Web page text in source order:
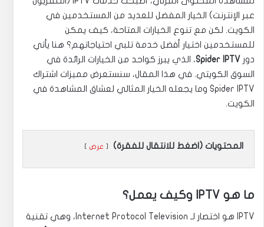
عبر الإنترنت) الخيار المفضل للعديد من المستخدمين في
الكويت. لكن مع تنوع الخيارات المتاحة، كيف يمكن
للمستخدمين اختيار أفضل خدمة تلبي احتياجاتهم؟ هنا يأتي
دور Spider IPTV، الذي يبرز كواحد من الخيارات الرائدة في
السوق الكويتي. في هذا المقال، سنستعرض مميزات اشتراك
Spider IPTV وما يجعله الخيار المثالي لعشاق المشاهدة في
الكويت.
المحتويات (اضغط للانتقال للفقرة) عرض
ما هو IPTV وكيف يعمل؟
IPTV هو اختصار لـ Internet Protocol Television، وهي تقنية